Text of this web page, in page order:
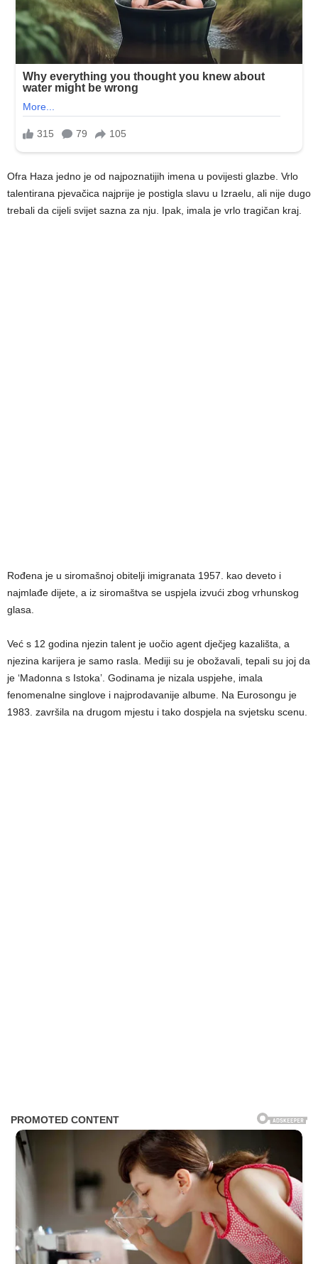
Ofra Haza jedno je od najpoznatijih imena u povijesti glazbe. Vrlo
talentirana pjevačica najprije je postigla slavu u Izraelu, ali nije dugo
trebali da cijeli svijet sazna za nju. Ipak, imala je vrlo tragičan kraj.
Rođena je u siromašnoj obitelji imigranata 1957. kao deveto i
najmlađe dijete, a iz siromaštva se uspjela izvući zbog vrhunskog
glasa.
Već s 12 godina njezin talent je uočio agent dječjeg kazališta, a
njezina karijera je samo rasla. Mediji su je obožavali, tepali su joj da
je ‘Madonna s Istoka’. Godinama je nizala uspjehe, imala
fenomenalne singlove i najprodavanije albume. Na Eurosongu je
1983. završila na drugom mjestu i tako dospjela na svjetsku scenu.